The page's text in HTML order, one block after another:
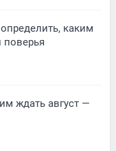
каким
поверья
ждать август —